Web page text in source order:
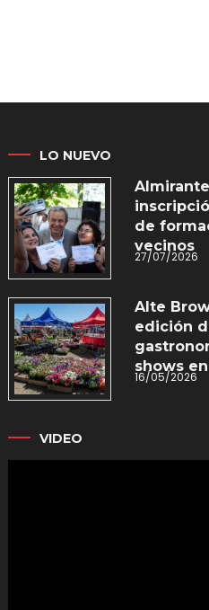
LO NUEVO
de
vecinos
27/07/2026
Alte
edición
shows
16/05/2026
VIDEO